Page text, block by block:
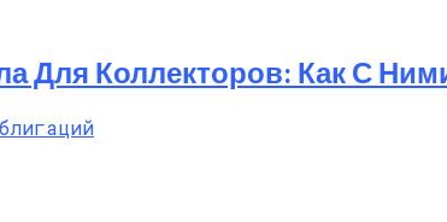
Для Коллекторов: Как С